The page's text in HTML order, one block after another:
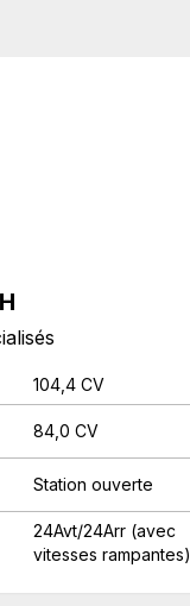
104,4 CV
84,0 CV
Station ouverte
24Avt/24Arr (avec
vitesses rampantes)